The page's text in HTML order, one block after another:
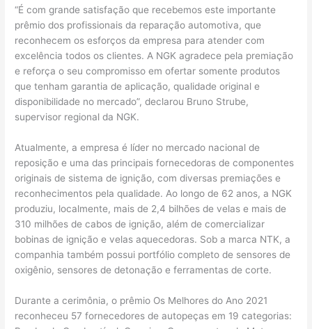
“É com grande satisfação que recebemos este importante
prêmio dos profissionais da reparação automotiva, que
reconhecem os esforços da empresa para atender com
excelência todos os clientes. A NGK agradece pela premiação
e reforça o seu compromisso em ofertar somente produtos
que tenham garantia de aplicação, qualidade original e
disponibilidade no mercado”, declarou Bruno Strube,
supervisor regional da NGK.
Atualmente, a empresa é líder no mercado nacional de
reposição e uma das principais fornecedoras de componentes
originais de sistema de ignição, com diversas premiações e
reconhecimentos pela qualidade. Ao longo de 62 anos, a NGK
produziu, localmente, mais de 2,4 bilhões de velas e mais de
310 milhões de cabos de ignição, além de comercializar
bobinas de ignição e velas aquecedoras. Sob a marca NTK, a
companhia também possui portfólio completo de sensores de
oxigênio, sensores de detonação e ferramentas de corte.
Durante a cerimônia, o prêmio Os Melhores do Ano 2021
reconheceu 57 fornecedores de autopeças em 19 categorias: